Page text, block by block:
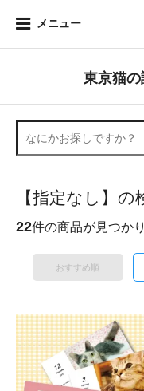
メニュー
東京猫
【指定なし】の
22件の商品が見つか
おすすめ順